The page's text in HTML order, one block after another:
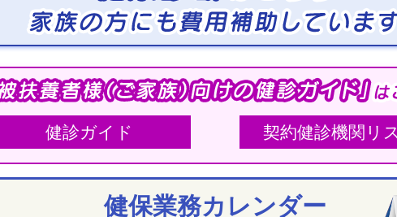
健診ガイド 契約健診機関リ
健保業務カレンダー